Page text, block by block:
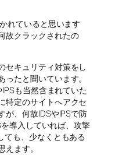
れていると思います
故クラックされたの
セキュリティ対策をし
たと聞いています。
も当然含まれていた
特定のサイトへアクセ
が、何故IDSやIPSで防
導入していれば、攻撃
ても、少なくともある
ます。